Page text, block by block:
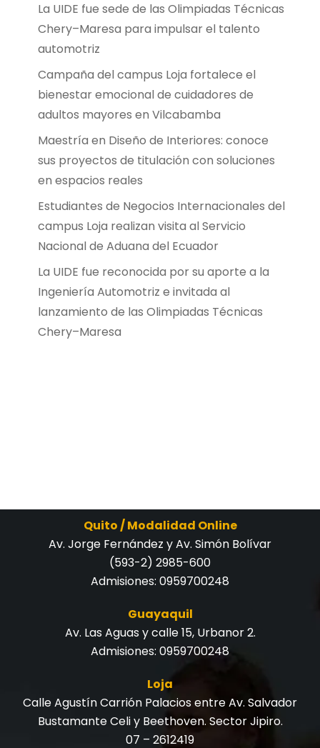
La UIDE fue sede de las Olimpiadas Técnicas
Chery–Maresa para impulsar el talento
automotriz
Campaña del campus Loja fortalece el
bienestar emocional de cuidadores de
adultos mayores en Vilcabamba
Maestría en Diseño de Interiores: conoce
sus proyectos de titulación con soluciones
en espacios reales
Estudiantes de Negocios Internacionales del
campus Loja realizan visita al Servicio
Nacional de Aduana del Ecuador
La UIDE fue reconocida por su aporte a la
Ingeniería Automotriz e invitada al
lanzamiento de las Olimpiadas Técnicas
Chery–Maresa
Quito / Modalidad Online
Av. Jorge Fernández y Av. Simón Bolívar
(593-2) 2985-600
Admisiones: 0959700248
Guayaquil
Av. Las Aguas y calle 15, Urbanor 2.
Admisiones: 0959700248
Loja
Calle Agustín Carrión Palacios entre Av. Salvador
Bustamante Celi y Beethoven. Sector Jipiro.
07 – 2612419